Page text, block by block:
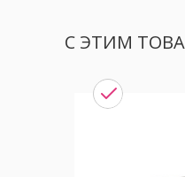
С ЭТИМ